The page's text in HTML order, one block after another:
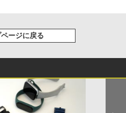
ページに戻る